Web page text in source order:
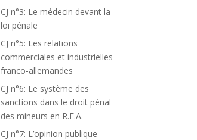
CJ n°3: Le médecin devant la
loi pénale
CJ n°5: Les relations
commerciales et industrielles
franco-allemandes
CJ n°6: Le système des
sanctions dans le droit pénal
des mineurs en R.F.A.
CJ n°7: L’opinion publique